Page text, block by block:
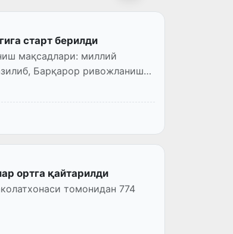
старт берилди
мақсадлари: миллий
Барқарор ривожланиш
ортга қайтарилди
томонидан 774